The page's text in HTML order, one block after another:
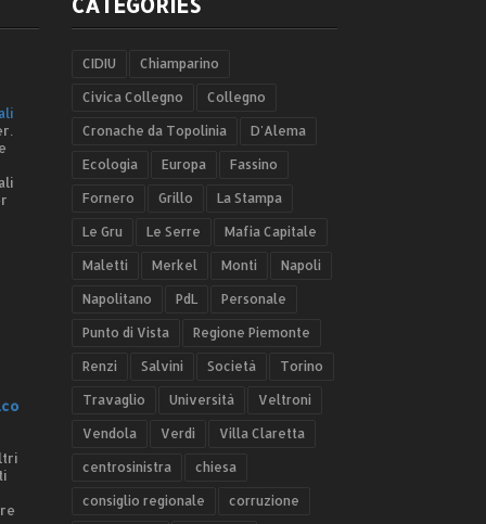
CIDIU Chiamparino
Civica Collegno Collegno
Cronache da Topolinia D'Alema
Ecologia Europa Fassino
Fornero Grillo La Stampa
Le Gru Le Serre Mafia Capitale
Maletti Merkel Monti Napoli
Napolitano PdL Personale
Punto di Vista Regione Piemonte
Renzi Salvini Società Torino
Travaglio Università Veltroni
Vendola Verdi Villa Claretta
centrosinistra chiesa
consiglio regionale corruzione